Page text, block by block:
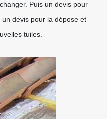
Puis un devis pour
un devis pour la dépose et
tuiles.